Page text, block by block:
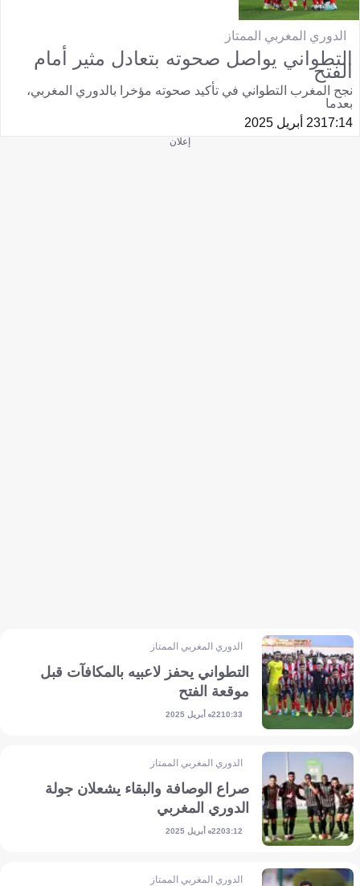
الدوري المغربي الممتاز
التطواني يواصل صحوته بتعادل مثير أمام
الفتح
نجح المغرب التطواني في تأكيد صحوته مؤخرا بالدوري المغربي،
بعدما
17:1423 أبريل 2025
إعلان
الدوري المغربي الممتاز
التطواني يحفز لاعبيه بالمكافآت قبل
موقعة الفتح
10:3322 أبريل 2025
الدوري المغربي الممتاز
صراع الوصافة والبقاء يشعلان جولة
الدوري المغربي
03:1222 أبريل 2025
الدوري المغربي الممتاز